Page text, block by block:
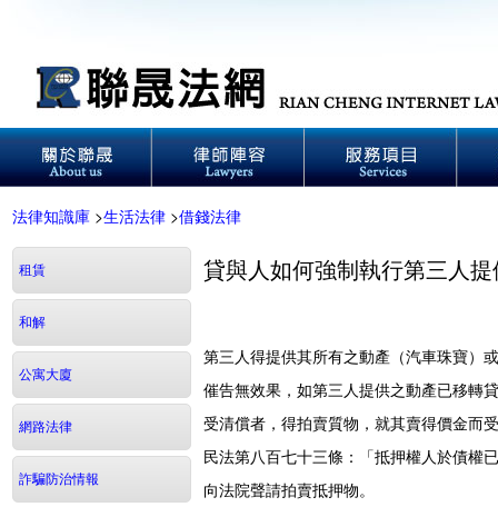
法律知識庫 >生活法律 >借錢法律
租賃
和解
公寓大廈
網路法律
詐騙防治情報
貸與人如何強制執行第三人
第三人得提供其所有之動產（汽車珠寶）或
催告無效果，如第三人提供之動產已移轉
受清償者，得拍賣質物，就其賣得價金而
民法第八百七十三條：「抵押權人於債權
向法院聲請拍賣抵押物。